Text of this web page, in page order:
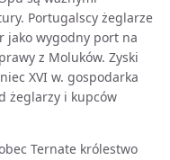
Portugalscy żeglarze
jako wygodny port na
z Moluków. Zyski
XVI w. gospodarka
żeglarzy i kupców
Ternate królestwo